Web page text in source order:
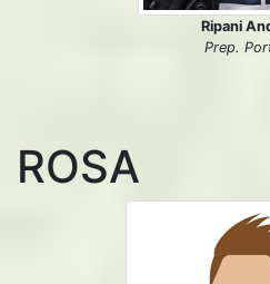
Ripani
Prep.
ROSA